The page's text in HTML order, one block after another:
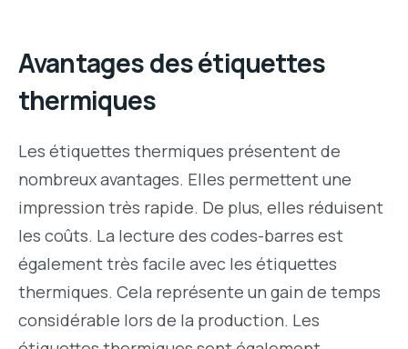
Avantages des étiquettes
thermiques
Les étiquettes thermiques présentent de
nombreux avantages. Elles permettent une
impression très rapide. De plus, elles réduisent
les coûts. La lecture des codes-barres est
également très facile avec les étiquettes
thermiques. Cela représente un gain de temps
considérable lors de la production. Les